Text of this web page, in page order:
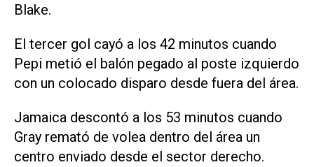
Blake.
El tercer gol cayó a los 42 minutos cuando
Pepi metió el balón pegado al poste izquierdo
con un colocado disparo desde fuera del área.
Jamaica descontó a los 53 minutos cuando
Gray remató de volea dentro del área un
centro enviado desde el sector derecho.